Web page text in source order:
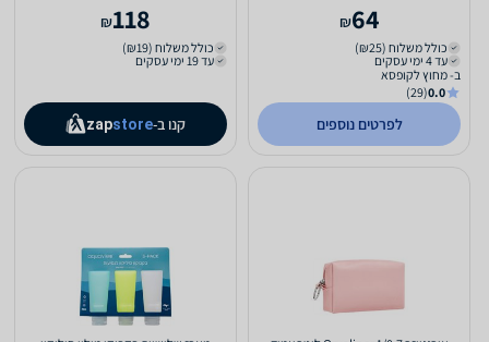
64
₪
כולל משלוח (₪25)
עד 4 ימי עסקים
ב- מחוץ לקופסא
0.0
(29)
לפרטים נוספים
118
₪
כולל משלוח (₪19)
עד 19 ימי עסקים
קנו ב- zapstore